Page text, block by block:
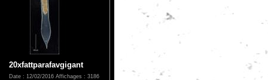
20xfattparafavgigant
Date : 12/02/2016 Affichages : 3186